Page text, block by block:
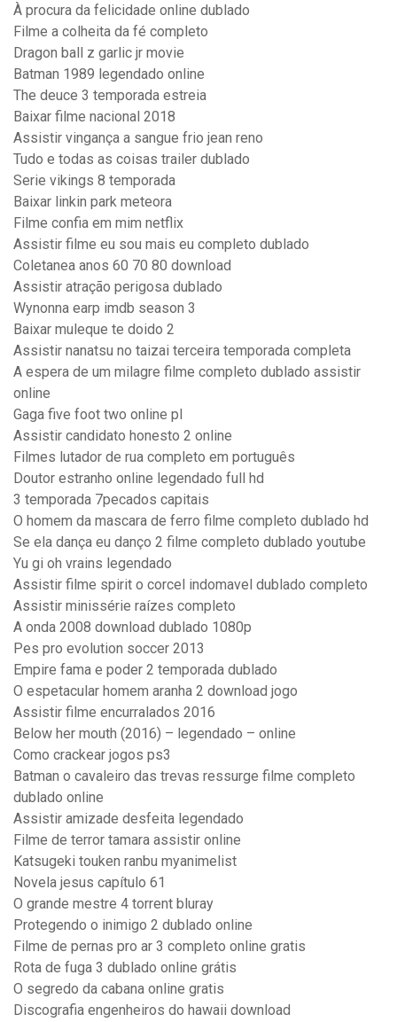
À procura da felicidade online dublado
Filme a colheita da fé completo
Dragon ball z garlic jr movie
Batman 1989 legendado online
The deuce 3 temporada estreia
Baixar filme nacional 2018
Assistir vingança a sangue frio jean reno
Tudo e todas as coisas trailer dublado
Serie vikings 8 temporada
Baixar linkin park meteora
Filme confia em mim netflix
Assistir filme eu sou mais eu completo dublado
Coletanea anos 60 70 80 download
Assistir atração perigosa dublado
Wynonna earp imdb season 3
Baixar muleque te doido 2
Assistir nanatsu no taizai terceira temporada completa
A espera de um milagre filme completo dublado assistir
online
Gaga five foot two online pl
Assistir candidato honesto 2 online
Filmes lutador de rua completo em português
Doutor estranho online legendado full hd
3 temporada 7pecados capitais
O homem da mascara de ferro filme completo dublado hd
Se ela dança eu danço 2 filme completo dublado youtube
Yu gi oh vrains legendado
Assistir filme spirit o corcel indomavel dublado completo
Assistir minissérie raízes completo
A onda 2008 download dublado 1080p
Pes pro evolution soccer 2013
Empire fama e poder 2 temporada dublado
O espetacular homem aranha 2 download jogo
Assistir filme encurralados 2016
Below her mouth (2016) – legendado – online
Como crackear jogos ps3
Batman o cavaleiro das trevas ressurge filme completo
dublado online
Assistir amizade desfeita legendado
Filme de terror tamara assistir online
Katsugeki touken ranbu myanimelist
Novela jesus capítulo 61
O grande mestre 4 torrent bluray
Protegendo o inimigo 2 dublado online
Filme de pernas pro ar 3 completo online gratis
Rota de fuga 3 dublado online grátis
O segredo da cabana online gratis
Discografia engenheiros do hawaii download